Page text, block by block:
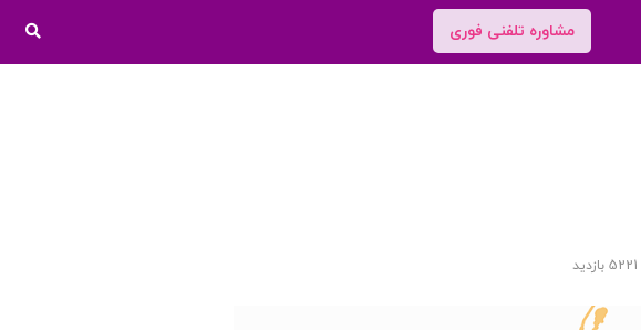
مشاوره تلفنی فوری
5221بازدید